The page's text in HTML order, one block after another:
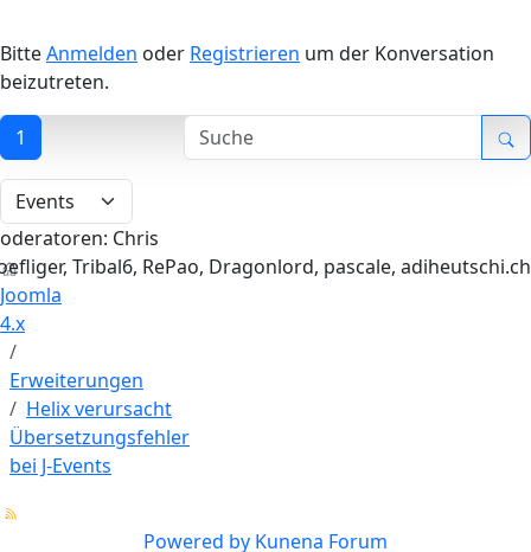
BitteAnmelden oder Registrieren um der Konversation
beizutreten.
1
Chris
, Tribal6, RePao, Dragonlord, pascale, adiheutschi.ch
Joomla
4.x
Erweiterungen
Helix verursacht
Übersetzungsfehler
bei J-Events
Powered by Kunena Forum